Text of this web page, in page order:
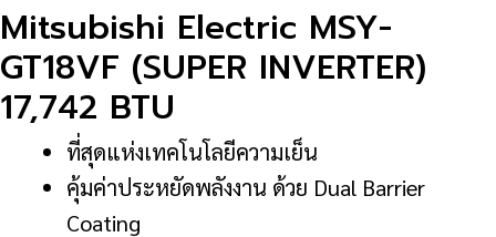
Mitsubishi Electric MSY-
GT18VF (SUPER INVERTER)
17,742 BTU
ที่สุดแห่งเทคโนโลยีความเย็น
คุ้มค่าประหยัดพลังงาน ด้วย Dual Barrier
Coating